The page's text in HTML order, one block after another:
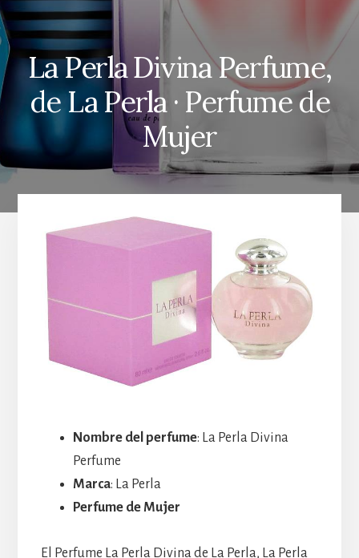
La Perla Divina Perfume,
de La Perla · Perfume de
Mujer
Nombre del perfume: La Perla Divina
Perfume
Marca: La Perla
Perfume de Mujer
El Perfume La Perla Divina de La Perla, La Perla